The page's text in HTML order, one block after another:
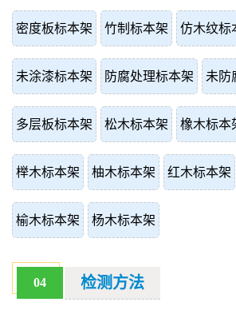
密度板标本架 竹制标本架 仿木纹标
未涂漆标本架 防腐处理标本架 未防
多层板标本架 松木标本架 橡木标本
榉木标本架 柚木标本架 红木标本架
榆木标本架 杨木标本架
04 检测方法